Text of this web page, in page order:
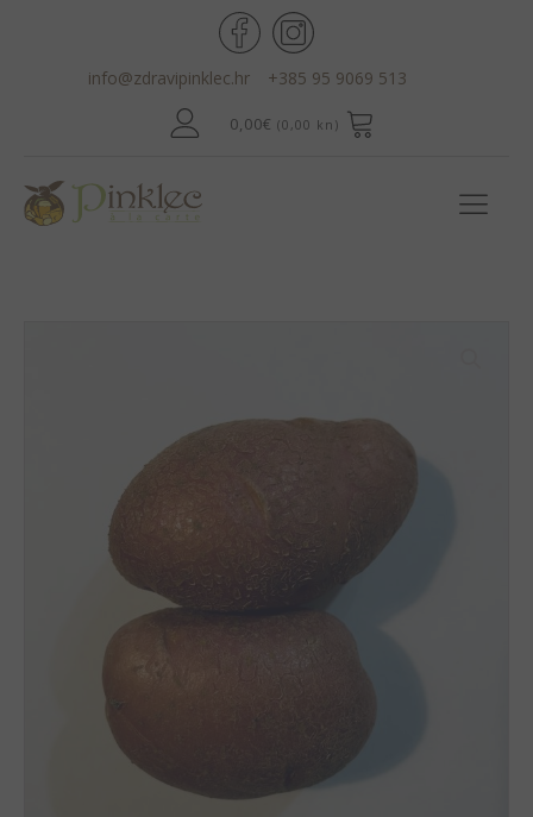
info@zdravipinklec.hr +385 95 9069 513
0,00€ (0,00 kn)